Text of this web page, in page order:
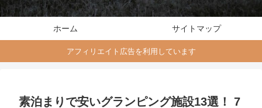
ホーム サイトマップ
アフィリエイト広告を利用しています
素泊まりで安いグランピング施設13選！ 7